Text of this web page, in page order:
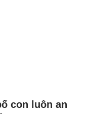
con luôn an